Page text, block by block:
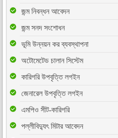
জন্ম নিবন্ধন আবেদন
জন্ম সনদ সংশোধন
ভূমি উন্নয়ন কর ব্যবস্থাপনা
অটোমেটেড চালান সিস্টেম
কারিগরি উপবৃত্তি লগইন
জেনারেল উপবৃত্তি লগইন
এমপিও সীট-কারিগরি
পল্লীবিদ্যুৎ মিটার আবেদন